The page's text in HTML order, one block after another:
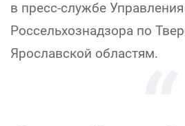
в пресс-службе Управления
Россельхознадзора по
Ярославской областям.